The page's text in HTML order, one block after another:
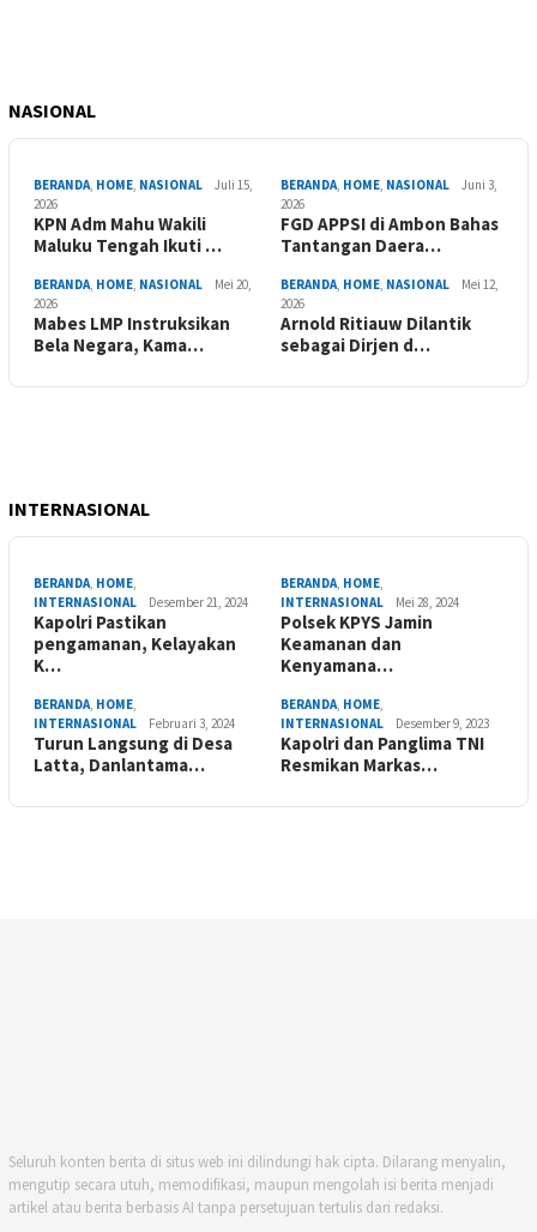
NASIONAL
BERANDA HOME NASIONAL
Juli 15,
2026
KPN Adm Mahu Wakili
Maluku Tengah Ikuti …
BERANDA HOME NASIONAL
Juni 3,
2026
FGD APPSI di Ambon Bahas
Tantangan Daera…
BERANDA HOME NASIONAL
Mei 20,
2026
Mabes LMP Instruksikan
Bela Negara, Kama…
BERANDA HOME NASIONAL
Mei 12,
2026
Arnold Ritiauw Dilantik
sebagai Dirjen d…
INTERNASIONAL
BERANDA HOME
INTERNASIONAL
Desember 21, 2024
Kapolri Pastikan
pengamanan, Kelayakan
K…
BERANDA HOME
INTERNASIONAL
Mei 28, 2024
Polsek KPYS Jamin
Keamanan dan
Kenyamana…
BERANDA HOME
INTERNASIONAL
Februari 3, 2024
Turun Langsung di Desa
Latta, Danlantama…
BERANDA HOME
INTERNASIONAL
Desember 9, 2023
Kapolri dan Panglima TNI
Resmikan Markas…
Seluruh konten berita di situs web ini dilindungi hak cipta. Dilarang menyalin,
mengutip secara utuh, memodifikasi, maupun mengolah isi berita menjadi
artikel atau berita berbasis AI tanpa persetujuan tertulis dari redaksi.